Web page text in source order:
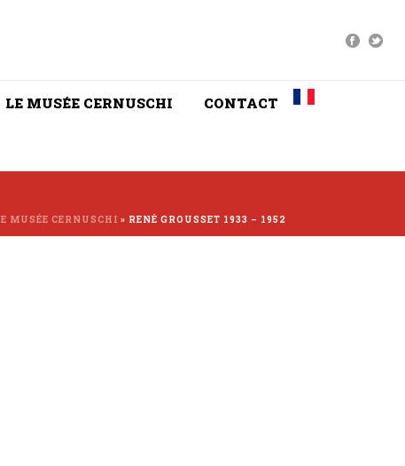
LE MUSÉE CERNUSCHI CONTACT
MUSÉE CERNUSCHI » RENÉ GROUSSET 1933 – 1952